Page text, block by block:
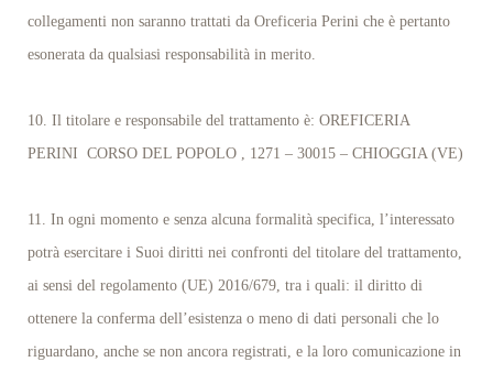
collegamenti non saranno trattati da Oreficeria Perini che è pertanto
esonerata da qualsiasi responsabilità in merito.
10. Il titolare e responsabile del trattamento è: OREFICERIA
PERINI CORSO DEL POPOLO , 1271 – 30015 – CHIOGGIA (VE)
11. In ogni momento e senza alcuna formalità specifica, l’interessato
potrà esercitare i Suoi diritti nei confronti del titolare del trattamento,
ai sensi del regolamento (UE) 2016/679, tra i quali: il diritto di
ottenere la conferma dell’esistenza o meno di dati personali che lo
riguardano, anche se non ancora registrati, e la loro comunicazione in